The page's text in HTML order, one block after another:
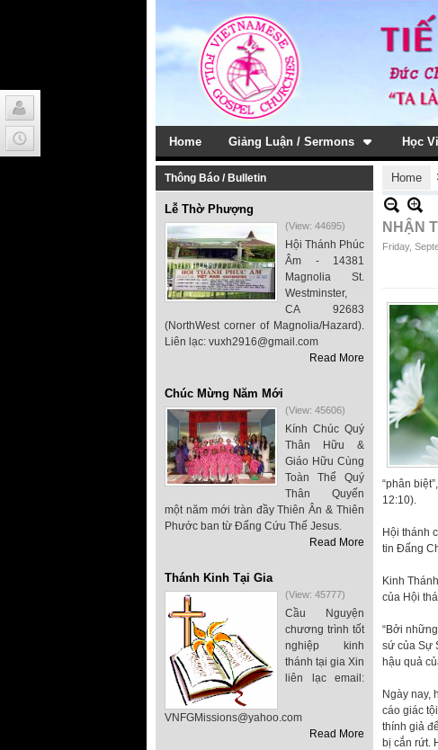
Home Giảng Luận / Sermons Học
Thông Báo / Bulletin
Lễ Thờ Phượng
(View: 44695)
Hội Thánh Phúc
Âm - 14381
Magnolia St.
Westminster,
CA 92683
(NorthWest corner of Magnolia/Hazard).
Liên lạc: vuxh2916@gmail.com
Read More
Chúc Mừng Năm Mới
(View: 45606)
Kính Chúc Quý
Thân Hữu &
Giáo Hữu Cùng
Toàn Thể Quý
Thân Quyến
một năm mới tràn đầy Thiên Ân & Thiên
Phước ban từ Đấng Cứu Thế Jesus.
Read More
Thánh Kinh Tại Gia
(View: 45777)
Cầu Nguyện
chương trình tốt
nghiệp kinh
thánh tại gia Xin
liên lạc email:
VNFGMissions@yahoo.com
Read More
Home
NHẬN
Friday,
“phân
12:10).
Hội thánh
tin Đấng
Kinh
của Hội
“Bởi
sứ của Sự
hậu quả
Ngày nay,
cáo giác
thính giả
bị cắn rứt.